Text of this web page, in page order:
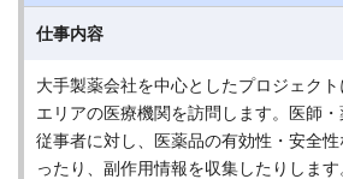
仕事内容
大手製薬会社を中心としたプロジェク
エリアの医療機関を訪問します。医師
従事者に対し、医薬品の有効性・安全
ったり、副作用情報を収集したりしま